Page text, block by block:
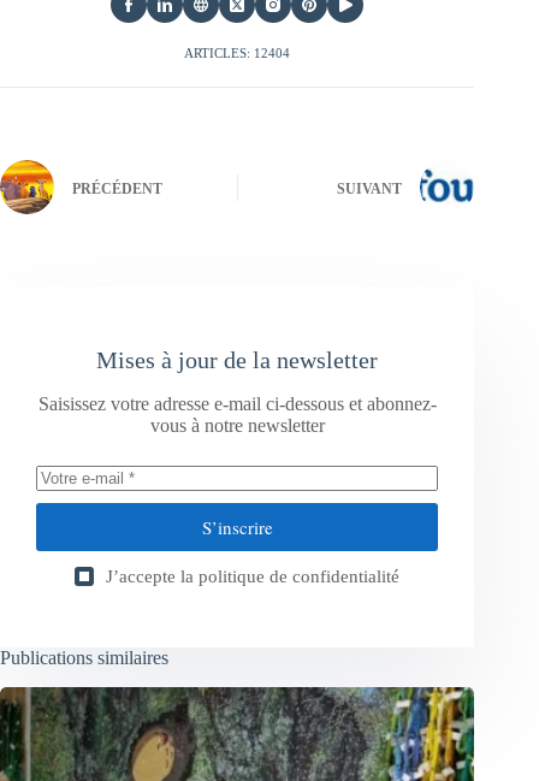
ARTICLES: 12404
PRÉCÉDENT SUIVANT
Mises à jour de la newsletter
Saisissez votre adresse e-mail ci-dessous et abonnez-
vous à notre newsletter
S’inscrire
J’accepte la politique de confidentialité
Publications similaires